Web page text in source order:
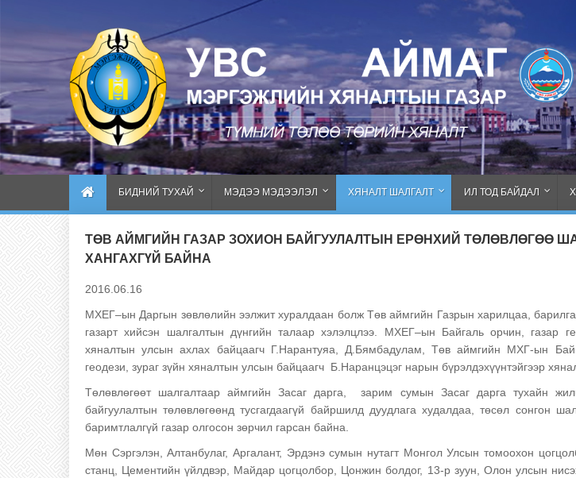
БИДНИЙ ТУХАЙ МЭДЭЭ МЭДЭЭЛЭЛ ХЯНАЛТ ШАЛГАЛТ ИЛ ТОД БАЙДАЛ
ТӨВ АЙМГИЙН ГАЗАР ЗОХИОН БАЙГУУЛАЛТЫН ЕРӨНХИЙ ТӨЛӨВЛӨГӨӨ
ХАНГАХГҮЙ БАЙНА
2016.06.16
МХЕГ–ын Даргын зөвлөлийн ээлжит хуралдаан болж Төв аймгийн Газрын харилцаа, барилга
газарт хийсэн шалгалтын дүнгийн талаар хэлэлцлээ. МХЕГ–ын Байгаль орчин, газар
хяналтын улсын ахлах байцаагч Г.Нарантуяа, Д.Бямбадулам, Төв аймгийн МХГ-ын
геодези, зураг зүйн хяналтын улсын байцаагч Б.Наранцэцэг нарын бүрэлдэхүүнтэйгээр
Төлөвлөгөөт шалгалтаар аймгийн Засаг дарга, зарим сумын Засаг дарга тухайн
байгуулалтын төлөвлөгөөнд тусгагдаагүй байршилд дуудлага худалдаа, төсөл сонгон
баримтлалгүй газар олгосон зөрчил гарсан байна.
Мөн Сэргэлэн, Алтанбулаг, Аргалант, Эрдэнэ сумын нутагт Монгол Улсын томоохон
станц, Цементийн үйлдвэр, Майдар цогцолбор, Цонжин болдог, 13-р зуун, Олон улсын